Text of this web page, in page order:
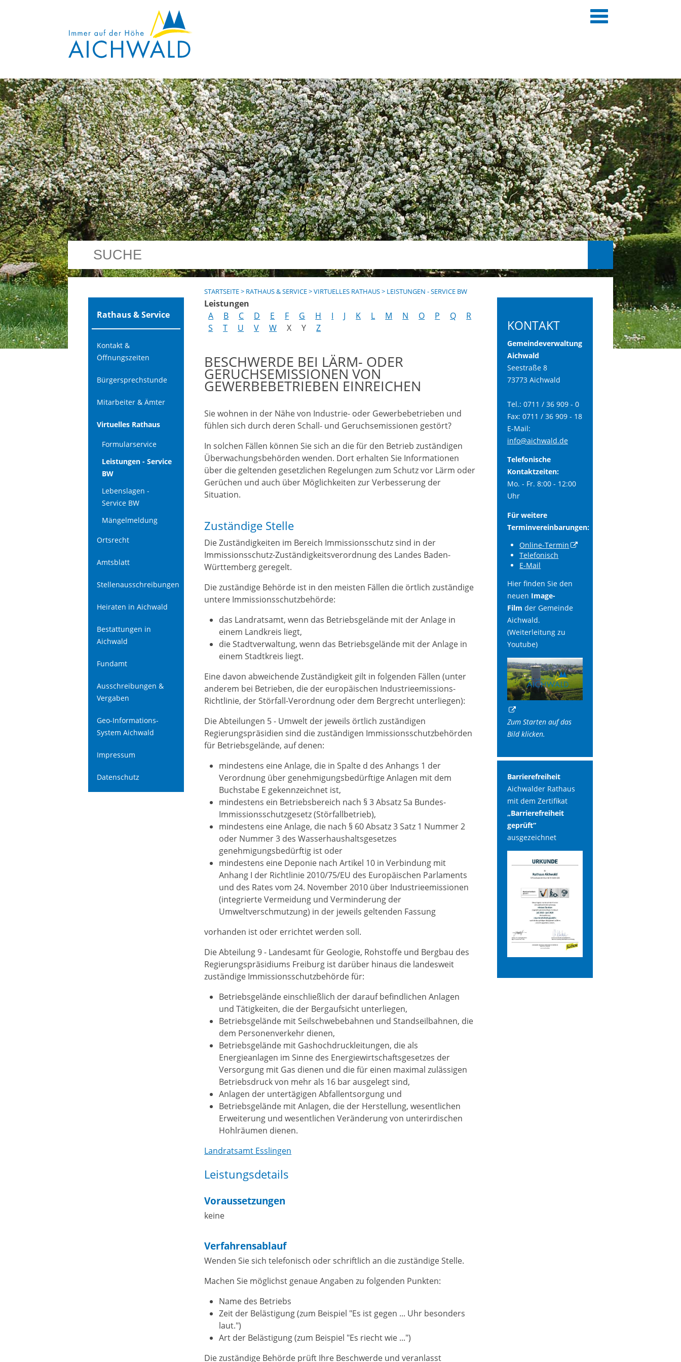
Rathaus & Service
Kontakt &
Öffnungszeiten
Bürgersprechstunde
Mitarbeiter & Ämter
Virtuelles Rathaus
Formularservice
Leistungen - Service
BW
Lebenslagen -
Service BW
Mängelmeldung
Ortsrecht
Amtsblatt
Stellenausschreibungen
Heiraten in Aichwald
Bestattungen in
Aichwald
Fundamt
Ausschreibungen &
Vergaben
Geo-Informations-
System Aichwald
Impressum
Datenschutz
STARTSEITE> RATHAUS & SERVICE>VIRTUELLES RATHAUS> LEISTUNGEN - SERVICE BW
Leistungen
A
B C D E F G H I J K L M N O P Q
R
S
T U V W X Y Z
BESCHWERDE BEI LÄRM- ODER
GERUCHSEMISSIONEN VON
GEWERBEBETRIEBEN EINREICHEN
Sie wohnen in der Nähe von Industrie- oder Gewerbebetrieben und
fühlen sich durch deren Schall- und Geruchsemissionen gestört?
In solchen Fällen können Sie sich an die für den Betrieb zuständigen
Überwachungsbehörden wenden. Dort erhalten Sie Informationen
über die geltenden gesetzlichen Regelungen zum Schutz vor Lärm oder
Gerüchen und auch über Möglichkeiten zur Verbesserung der
Situation.
Zuständige Stelle
Die Zuständigkeiten im Bereich Immissionsschutz sind in der
Immissionsschutz-Zuständigkeitsverordnung des Landes Baden-
Württemberg geregelt.
Die zuständige Behörde ist in den meisten Fällen die örtlich zuständige
untere Immissionsschutzbehörde:
das Landratsamt, wenn das Betriebsgelände mit der Anlage in
einem Landkreis liegt,
die Stadtverwaltung, wenn das Betriebsgelände mit der Anlage in
einem Stadtkreis liegt.
Eine davon abweichende Zuständigkeit gilt in folgenden Fällen (unter
anderem bei Betrieben, die der europäischen Industrieemissions-
Richtlinie, der Störfall-Verordnung oder dem Bergrecht unterliegen):
Die Abteilungen 5 - Umwelt der jeweils örtlich zuständigen
Regierungspräsidien sind die zuständigen Immissionsschutzbehörden
für Betriebsgelände, auf denen:
mindestens eine Anlage, die in Spalte d des Anhangs 1 der
Verordnung über genehmigungsbedürftige Anlagen mit dem
Buchstabe E gekennzeichnet ist,
mindestens ein Betriebsbereich nach § 3 Absatz 5a Bundes-
Immissionsschutzgesetz (Störfallbetrieb),
mindestens eine Anlage, die nach § 60 Absatz 3 Satz 1 Nummer 2
oder Nummer 3 des Wasserhaushaltsgesetzes
genehmigungsbedürftig ist oder
mindestens eine Deponie nach Artikel 10 in Verbindung mit
Anhang I der Richtlinie 2010/75/EU des Europäischen Parlaments
und des Rates vom 24. November 2010 über Industrieemissionen
(integrierte Vermeidung und Verminderung der
Umweltverschmutzung) in der jeweils geltenden Fassung
vorhanden ist oder errichtet werden soll.
Die Abteilung 9 - Landesamt für Geologie, Rohstoffe und Bergbau des
Regierungspräsidiums Freiburg ist darüber hinaus die landesweit
zuständige Immissionsschutzbehörde für:
Betriebsgelände einschließlich der darauf befindlichen Anlagen
und Tätigkeiten, die der Bergaufsicht unterliegen,
Betriebsgelände mit Seilschwebebahnen und Standseilbahnen, die
dem Personenverkehr dienen,
Betriebsgelände mit Gashochdruckleitungen, die als
Energieanlagen im Sinne des Energiewirtschaftsgesetzes der
Versorgung mit Gas dienen und die für einen maximal zulässigen
Betriebsdruck von mehr als 16 bar ausgelegt sind,
Anlagen der untertägigen Abfallentsorgung und
Betriebsgelände mit Anlagen, die der Herstellung, wesentlichen
Erweiterung und wesentlichen Veränderung von unterirdischen
Hohlräumen dienen.
Landratsamt Esslingen
Leistungsdetails
Voraussetzungen
keine
Verfahrensablauf
Wenden Sie sich telefonisch oder schriftlich an die zuständige Stelle.
Machen Sie möglichst genaue Angaben zu folgenden Punkten:
Name des Betriebs
Zeit der Belästigung (zum Beispiel "Es ist gegen ... Uhr besonders
laut.")
Art der Belästigung (zum Beispiel "Es riecht wie ...")
Die zuständige Behörde prüft Ihre Beschwerde und veranlasst
KONTAKT
Gemeindeverwaltung
Aichwald
Seestraße 8
73773 Aichwald
Tel.: 0711 / 36 909 - 0
Fax: 0711 / 36 909 - 18
E-Mail:
info@aichwald.de
Telefonische
Kontaktzeiten:
Mo. - Fr. 8:00 - 12:00
Uhr
Für weitere
Terminvereinbarungen:
Online-Termin
Telefonisch
E-Mail
Hier finden Sie den
neuen Image-
Film der Gemeinde
Aichwald.
(Weiterleitung zu
Youtube)
Zum Starten auf das
Bild klicken.
Barrierefreiheit
Aichwalder Rathaus
mit dem Zertifikat
„Barrierefreiheit
geprüft“
ausgezeichnet